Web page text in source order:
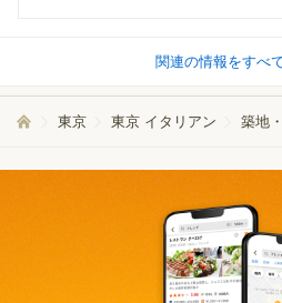
関連の情報をすべ
東京 東京 イタリアン 築地